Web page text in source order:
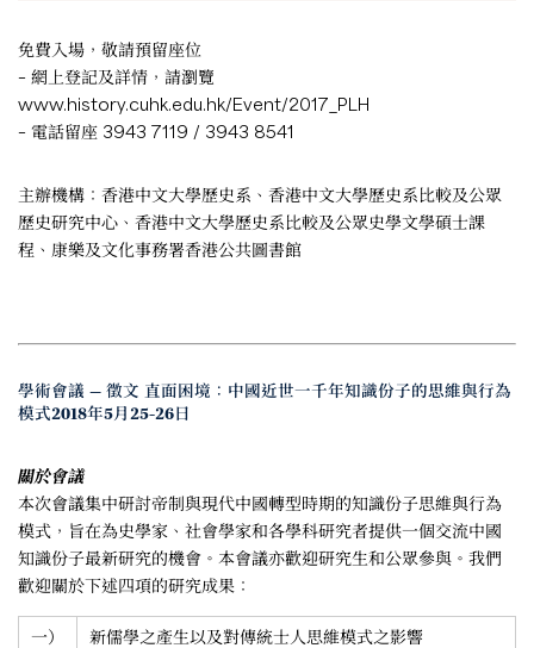
免費入場，敬請預留座位
– 網上登記及詳情，請瀏覽
www.history.cuhk.edu.hk/Event/2017_PLH
– 電話留座 3943 7119 / 3943 8541
主辦機構：香港中文大學歷史系、香港中文大學歷史系比較及公眾
歷史研究中心、香港中文大學歷史系比較及公眾史學文學碩士課
程、康樂及文化事務署香港公共圖書館
學術會議 — 徵文 直面困境：中國近世一千年知識份子的思維與行為
模式2018年5月25-26日
關於會議
本次會議集中研討帝制與現代中國轉型時期的知識份子思維與行為
模式，旨在為史學家、社會學家和各學科研究者提供一個交流中國
知識份子最新研究的機會。本會議亦歡迎研究生和公眾參與。我們
歡迎關於下述四項的研究成果：
一）
新儒學之產生以及對傳統士人思維模式之影響